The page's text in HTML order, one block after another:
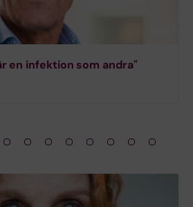
en infektion som andra"